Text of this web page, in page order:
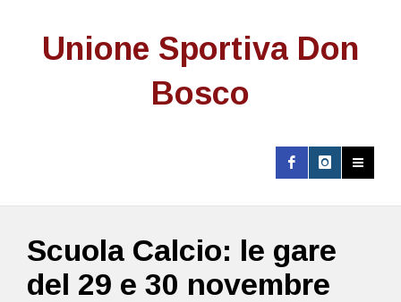
Unione Sportiva Don
Bosco
Scuola Calcio: le gare
del 29 e 30 novembre